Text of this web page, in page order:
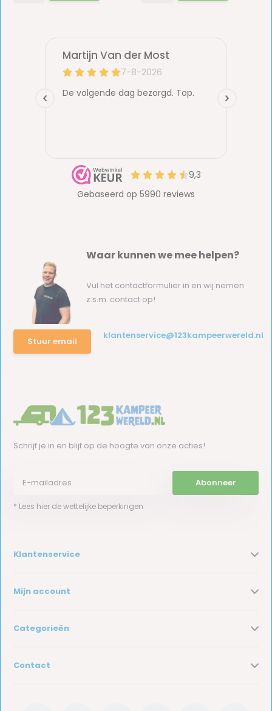
Waar kunnen we mee helpen?
Vul het contactformulier in en wij nemen
z.s.m. contact op!
Stuur email
klantenservice@123kampeerwereld.nl
Schrijf je in en blijf op de hoogte van onze acties!
Abonneer
* Lees hier de wettelijke beperkingen
Klantenservice
Mijn account
Categorieën
Contact